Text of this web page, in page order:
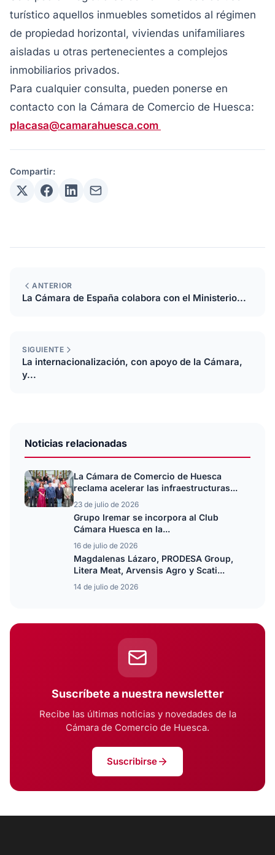
turístico aquellos inmuebles sometidos al régimen
de propiedad horizontal, viviendas unifamiliares
aisladas u otras pertenecientes a complejos
inmobiliarios privados.
Para cualquier consulta, pueden ponerse en
contacto con la Cámara de Comercio de Huesca:
placasa@camarahuesca.com
Compartir:
ANTERIOR
La Cámara de España colabora con el Ministerio...
SIGUIENTE
La internacionalización, con apoyo de la Cámara,
y...
Noticias relacionadas
La Cámara de Comercio de Huesca
reclama acelerar las infraestructuras...
23 de julio de 2026
Grupo Iremar se incorpora al Club
Cámara Huesca en la...
16 de julio de 2026
Magdalenas Lázaro, PRODESA Group,
Litera Meat, Arvensis Agro y Scati...
14 de julio de 2026
Suscríbete a nuestra newsletter
Recibe las últimas noticias y novedades de la
Cámara de Comercio de Huesca.
Suscribirse